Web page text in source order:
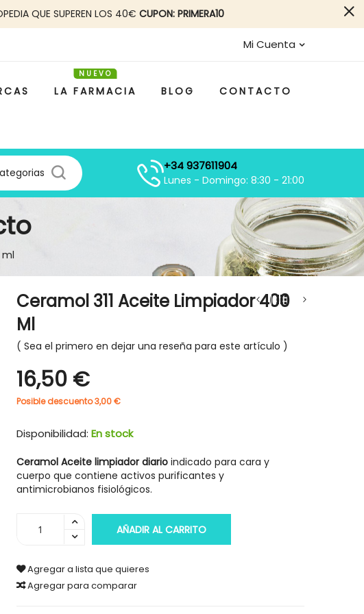
QUE SUPEREN LOS 40€ CUPON: PRIMERA10
Mi Cuenta
LA FARMACIA BLOG CONTACTO
+34 937611904
Lunes - Domingo: 8:30 - 21:00
ml
Ceramol 311 Aceite Limpiador 400
Ml
Sea el primero en dejar una reseña para este artículo
16,50 €
Posible descuento 3,00 €
Disponibilidad: En stock
Ceramol Aceite limpiador diario indicado para cara y
cuerpo que contiene activos purificantes y
antimicrobianos fisiológicos.
AÑADIR AL CARRITO
Agregar a lista que quieres
Agregar para comparar
-30%